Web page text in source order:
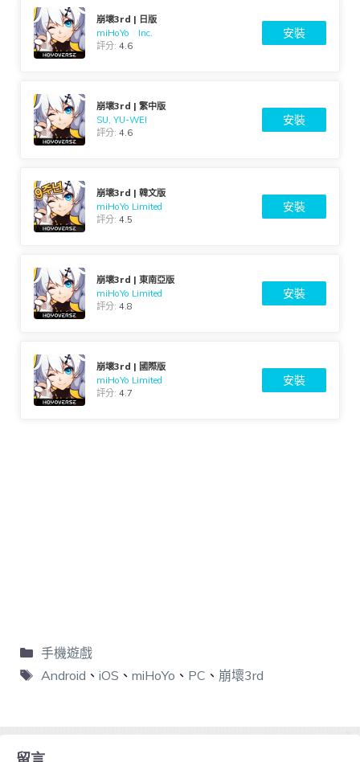
崩壞3rd | 日版
miHoYo Inc.
評分:4.6
安裝
崩壞3rd | 繁中版
SU, YU-WEI
評分:4.6
安裝
崩壞3rd | 韓文版
miHoYo Limited
評分:4.5
安裝
崩壞3rd | 東南亞版
miHoYo Limited
評分:4.8
安裝
崩壞3rd | 國際版
miHoYo Limited
評分:4.7
安裝
手機遊戲
Android 、 iOS 、 miHoYo 、 PC 、 崩壞3rd